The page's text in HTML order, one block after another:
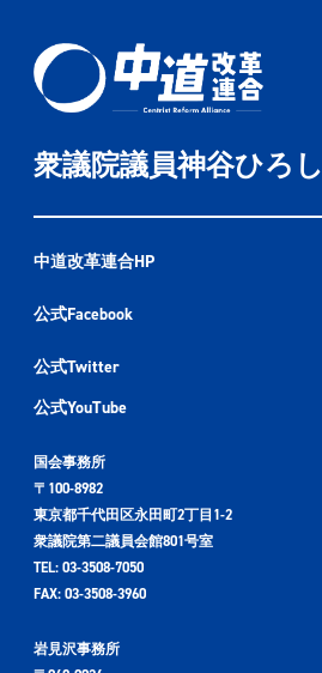
衆議院議員神谷ひろし
中道改革連合HP
公式Facebook
公式Twitter
公式YouTube
国会事務所
〒100-8982
東京都千代田区永田町2丁目1-2
衆議院第二議員会館801号室
TEL: 03-3508-7050
FAX: 03-3508-3960
岩見沢事務所